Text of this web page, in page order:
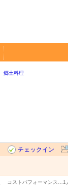
郷土料理
チェックイン
コストパフォーマンス… 1